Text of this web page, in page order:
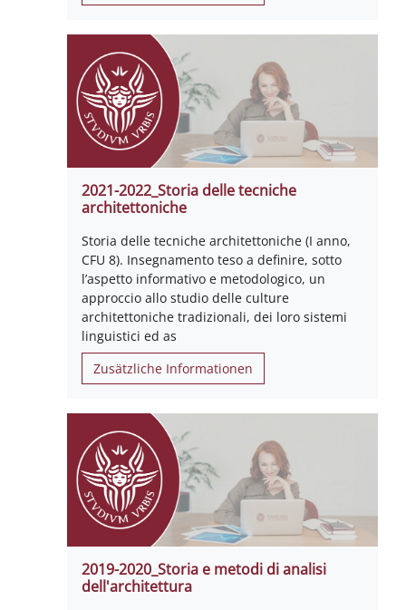
2021-2022_Storia delle tecniche
architettoniche
Storia delle tecniche architettoniche (I anno,
CFU 8). Insegnamento teso a definire, sotto
l’aspetto informativo e metodologico, un
approccio allo studio delle culture
architettoniche tradizionali, dei loro sistemi
linguistici ed as
Zusätzliche Informationen
2019-2020_Storia e metodi di analisi
dell'architettura